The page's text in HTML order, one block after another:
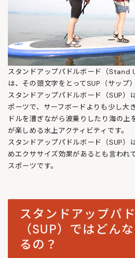
スタンドアップパドルボード（Stand
は、その頭文字をとってSUP（サップ
スタンドアップパドルボード（SUP）
ポーツで、サーフボードよりも少し大
ドルを漕ぎながら波乗りしたり海の上
が楽しめる水上アクティビティです。
スタンドアップパドルボード（SUP）
めエクササイズ効果があるとも言われ
スポーツです。
スタンドアップパ
（SUP）ではどん
るの？